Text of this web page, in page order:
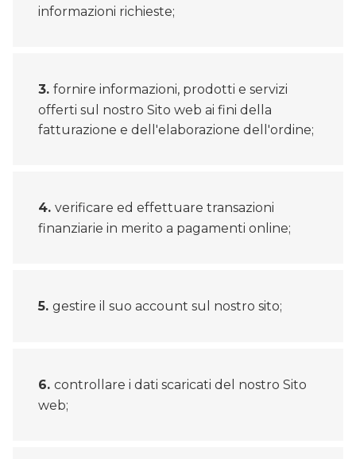
informazioni richieste;
fornire informazioni, prodotti e servizi
offerti sul nostro Sito web ai fini della
fatturazione e dell'elaborazione dell'ordine;
verificare ed effettuare transazioni
finanziarie in merito a pagamenti online;
gestire il suo account sul nostro sito;
controllare i dati scaricati del nostro Sito
web;